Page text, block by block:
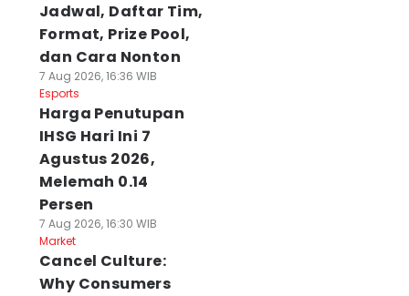
Jadwal, Daftar Tim,
Format, Prize Pool,
dan Cara Nonton
7 Aug 2026, 16:36 WIB
Esports
Harga Penutupan
IHSG Hari Ini 7
Agustus 2026,
Melemah 0.14
Persen
7 Aug 2026, 16:30 WIB
Market
Cancel Culture:
Why Consumers